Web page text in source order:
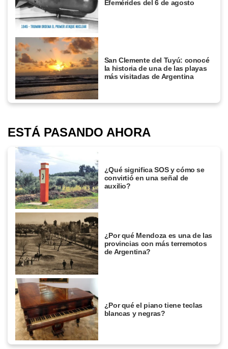
Efemérides del 6 de agosto
San Clemente del Tuyú: conocé
la historia de una de las playas
más visitadas de Argentina
ESTÁ PASANDO AHORA
¿Qué significa SOS y cómo se
convirtió en una señal de
auxilio?
¿Por qué Mendoza es una de las
provincias con más terremotos
de Argentina?
¿Por qué el piano tiene teclas
blancas y negras?